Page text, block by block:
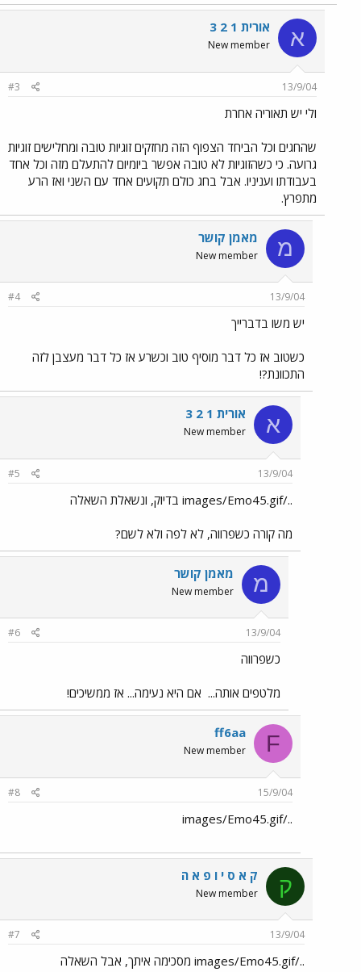
א אורית 1 2 3
New member
13/9/04
#3
ולי יש תאוריה אחרת
שהחגים וכל הביחד הצפוף הזה מחזקים זוגיות טובה ומחלישים זוגיות
גרועה. כי כשהזוגיות לא טובה אפשר ביומיום להתעלם מזה וכל אחד
בעבודתו ועניניו. אבל בחג כולם תקועים אחד עם השני ואז הרע
מתפרץ.
מ מאמן קושר
New member
13/9/04
#4
יש משו בדברייך
כשטוב אז כל דבר מוסיף טוב וכשרע אז כל דבר מעצבן לזה
התכוונת?!
א אורית 1 2 3
New member
13/9/04
#5
../images/Emo45.gif בדיוק, ונשאלת השאלה
מה קורה כשפרווה, לא לפה ולא לשם?
מ מאמן קושר
New member
13/9/04
#6
כשפרווה
מלטפים אותה... אם היא נעימה... אז ממשיכים!
F
ff6aa
New member
15/9/04
#8
../images/Emo45.gif
ק ק א ס י ו פ א ה
New member
13/9/04
#7
../images/Emo45.gif מסכימה איתך, אבל השאלה